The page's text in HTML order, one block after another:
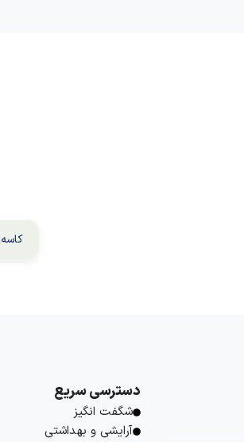
کاسه
دسترسی سریع
شگفت انگیز
آرایشی و بهداشتی